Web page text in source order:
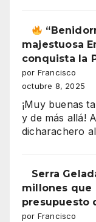
majestuosa
conquista la
por Francisco
octubre 8, 2025
¡Muy buenas
y de más allá!
dicharachero
Serra
millones que
presupuesto
por Francisco